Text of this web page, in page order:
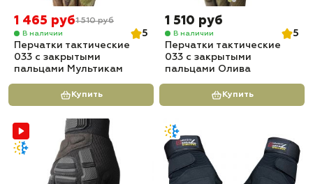
1 465 руб1 510 руб
В наличии
5
Перчатки тактические
033 с закрытыми
пальцами Мультикам
Купить
1 510 руб
В наличии
5
Перчатки тактические
033 с закрытыми
пальцами Олива
Купить